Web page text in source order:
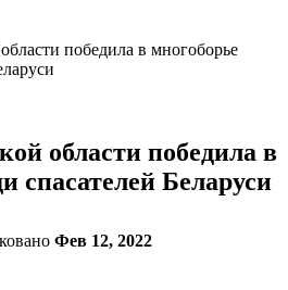
победила в многоборье
области победила в
спасателей Беларуси
Фев 12, 2022